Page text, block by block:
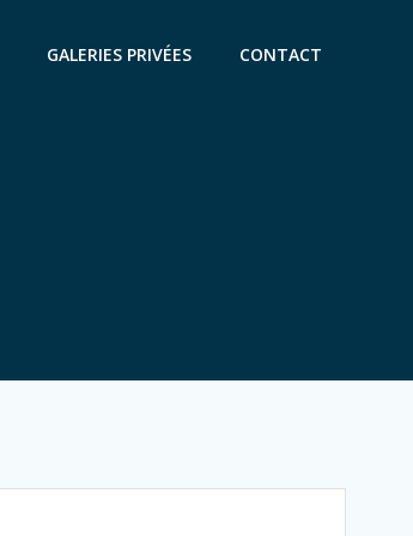
GALERIES PRIVÉES CONTACT